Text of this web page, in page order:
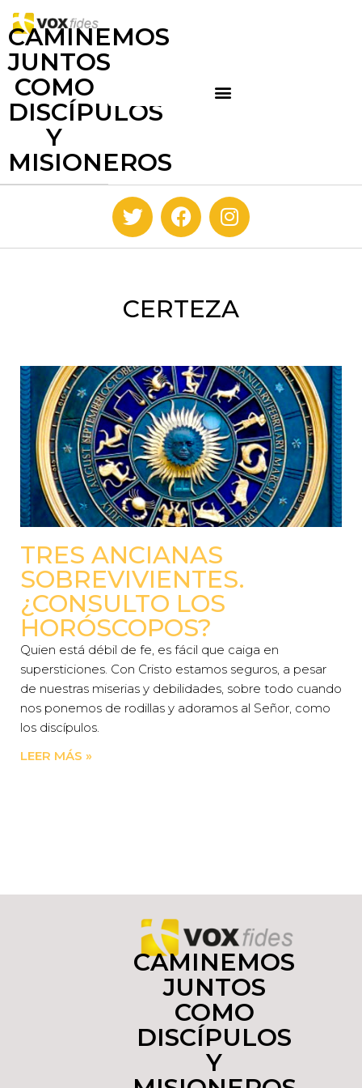
CAMINEMOS
JUNTOS
COMO
DISCÍPULOS
Y
MISIONEROS
CERTEZA
TRES ANCIANAS
SOBREVIVIENTES.
¿CONSULTO LOS
HORÓSCOPOS?
Quien está débil de fe, es fácil que caiga en
supersticiones. Con Cristo estamos seguros, a pesar
de nuestras miserias y debilidades, sobre todo cuando
nos ponemos de rodillas y adoramos al Señor, como
los discípulos.
LEER MÁS »
CAMINEMOS
JUNTOS
COMO
DISCÍPULOS
Y